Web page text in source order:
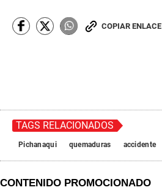
COPIAR ENLACE
TAGS RELACIONADOS
Pichanaqui quemaduras accidente